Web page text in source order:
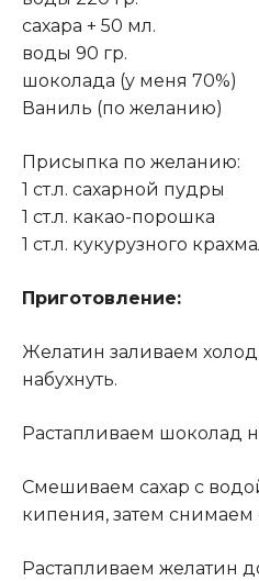
сахара + 50 мл.
воды 90 гр.
шоколада (у меня 70%)
Ваниль (по желанию)
Присыпка по желанию:
1 ст.л. сахарной пудры
1 ст.л. какао-порошка
1 ст.л. кукурузного
Приготовление:
Желатин заливаем
набухнуть.
Растапливаем шоколад
Смешиваем сахар с
кипения, затем снимаем
Растапливаем желатин